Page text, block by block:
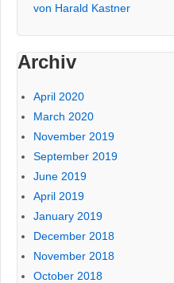
von Harald Kastner
Archiv
April 2020
March 2020
November 2019
September 2019
June 2019
April 2019
January 2019
December 2018
November 2018
October 2018